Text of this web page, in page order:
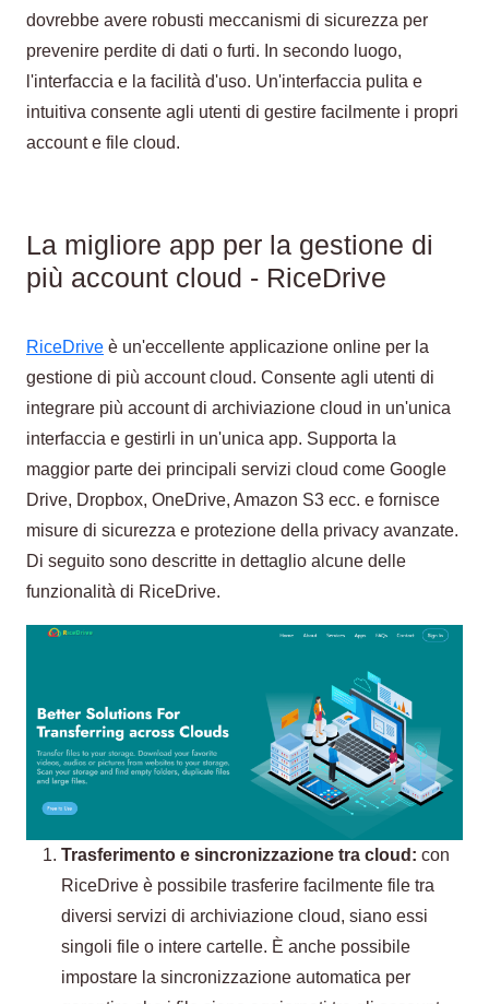
dovrebbe avere robusti meccanismi di sicurezza per
prevenire perdite di dati o furti. In secondo luogo,
l'interfaccia e la facilità d'uso. Un'interfaccia pulita e
intuitiva consente agli utenti di gestire facilmente i propri
account e file cloud.
La migliore app per la gestione di
più account cloud - RiceDrive
RiceDrive è un'eccellente applicazione online per la
gestione di più account cloud. Consente agli utenti di
integrare più account di archiviazione cloud in un'unica
interfaccia e gestirli in un'unica app. Supporta la
maggior parte dei principali servizi cloud come Google
Drive, Dropbox, OneDrive, Amazon S3 ecc. e fornisce
misure di sicurezza e protezione della privacy avanzate.
Di seguito sono descritte in dettaglio alcune delle
funzionalità di RiceDrive.
Trasferimento e sincronizzazione tra cloud: con
RiceDrive è possibile trasferire facilmente file tra
diversi servizi di archiviazione cloud, siano essi
singoli file o intere cartelle. È anche possibile
impostare la sincronizzazione automatica per